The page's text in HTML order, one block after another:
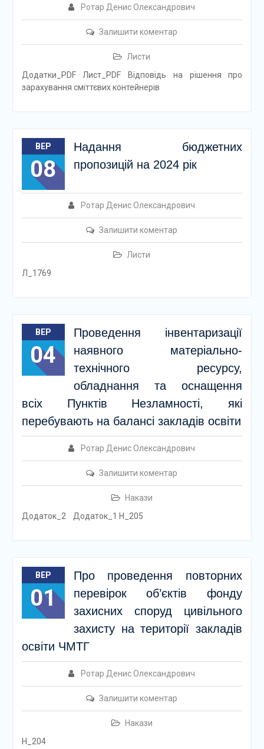
Ротар Денис Олександрович
Залишити коментар
Листи
Додатки_PDF Лист_PDF Відповідь на рішення про
зарахування сміттєвих контейнерів
ВЕР
08
Надання бюджетних
пропозицій на 2024 рік
Ротар Денис Олександрович
Залишити коментар
Листи
Л_1769
ВЕР
04
Проведення інвентаризації
наявного матеріально-
технічного ресурсу,
обладнання та оснащення
всіх Пунктів Незламності, які
перебувають на балансі закладів освіти
Ротар Денис Олександрович
Залишити коментар
Накази
Додаток_2 Додаток_1 Н_205
ВЕР
01
Про проведення повторних
перевірок об’єктів фонду
захисних споруд цивільного
захисту на території закладів
освіти ЧМТГ
Ротар Денис Олександрович
Залишити коментар
Накази
Н_204